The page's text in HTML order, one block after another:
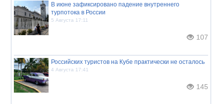
В июне зафиксировано падение внутреннего
турпотока в России
5 Августа 17:11
107
Российских туристов на Кубе практически не осталось
4 Августа 17:41
145